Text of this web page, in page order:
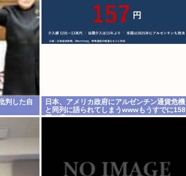
判した自
日本、アメリカ政府にアルゼンチン通貨危機
と同列に語られてしまうwwwもうすでに158
円に戻る